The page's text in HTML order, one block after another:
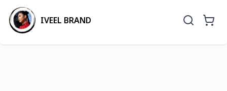
IVEEL BRAND